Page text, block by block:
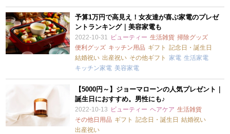
予算1万円で高見え！女友達が喜ぶ家電のプレゼ
ントランキング｜美容家電も
2022-10-31 ビューティー 生活雑貨 掃除グッズ
便利グッズ キッチン用品 ギフト 記念日・誕生日
結婚祝い 出産祝い その他ギフト 家電 生活家電
キッチン家電 美容家電
【5000円～】ジョーマローンの人気プレゼント｜
誕生日におすすめ。男性にも♪
2022-10-13 ビューティー ヘアケア 生活雑貨
その他日用品 ギフト 記念日・誕生日 結婚祝い
出産祝い